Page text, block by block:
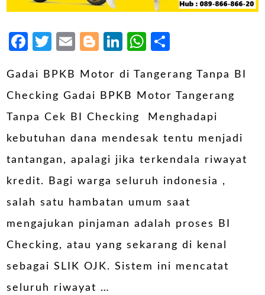
Facebook
Twitter
EmailBlogger
LinkedIn
WhatsApp
Gadai BPKB Motor di Tangerang Tanpa BI
Checking Gadai BPKB Motor Tangerang
Tanpa Cek BI Checking Menghadapi
kebutuhan dana mendesak tentu menjadi
tantangan, apalagi jika terkendala riwayat
kredit. Bagi warga seluruh indonesia ,
salah satu hambatan umum saat
mengajukan pinjaman adalah proses BI
Checking, atau yang sekarang di kenal
sebagai SLIK OJK. Sistem ini mencatat
seluruh riwayat …